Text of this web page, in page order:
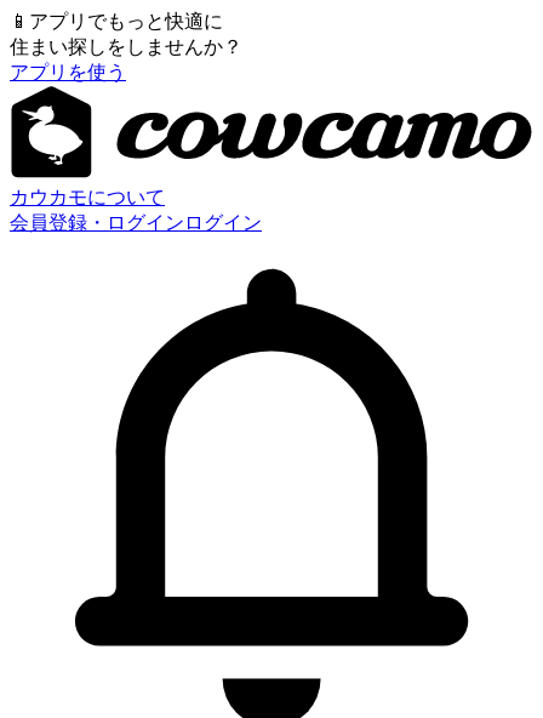
📱 アプリでもっと快適に
住まい探しをしませんか？
アプリを使う
カウカモについて
会員登録・ログイン ログイン